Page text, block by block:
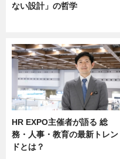
ない設計」の哲学
HR EXPO主催者が語る 総
務・人事・教育の最新トレン
ドとは？